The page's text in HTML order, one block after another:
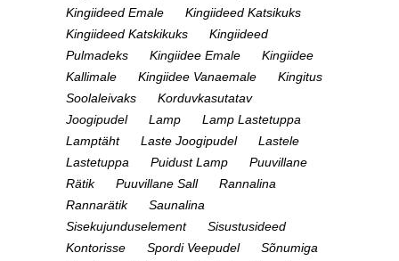
Kingiideed Emale
Kingiideed Katsikuks
Kingiideed Katskikuks
Kingiideed
Pulmadeks
Kingiidee Emale
Kingiidee
Kallimale
Kingiidee Vanaemale
Kingitus
Soolaleivaks
Korduvkasutatav
Joogipudel
Lamp
Lamp Lastetuppa
Lamptäht
Laste Joogipudel
Lastele
Lastetuppa
Puidust Lamp
Puuvillane
Rätik
Puuvillane Sall
Rannalina
Rannarätik
Saunalina
Sisekujunduselement
Sisustusideed
Kontorisse
Spordi Veepudel
Sõnumiga